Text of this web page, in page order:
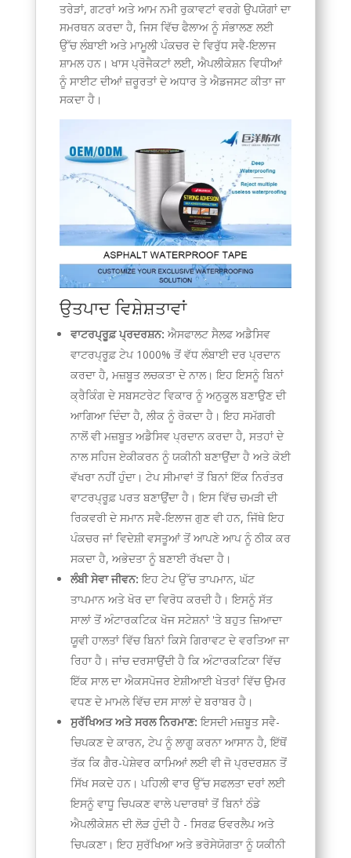
ਤਰੇੜਾਂ, ਗਟਰਾਂ ਅਤੇ ਆਮ ਨਮੀ ਰੁਕਾਵਟਾਂ ਵਰਗੇ ਉਪਯੋਗਾਂ ਦਾ
ਸਮਰਥਨ ਕਰਦਾ ਹੈ, ਜਿਸ ਵਿੱਚ ਫੈਲਾਅ ਨੂੰ ਸੰਭਾਲਣ ਲਈ
ਉੱਚ ਲੰਬਾਈ ਅਤੇ ਮਾਮੂਲੀ ਪੰਕਚਰ ਦੇ ਵਿਰੁੱਧ ਸਵੈ-ਇਲਾਜ
ਸ਼ਾਮਲ ਹਨ। ਖਾਸ ਪ੍ਰੋਜੈਕਟਾਂ ਲਈ, ਐਪਲੀਕੇਸ਼ਨ ਵਿਧੀਆਂ
ਨੂੰ ਸਾਈਟ ਦੀਆਂ ਜ਼ਰੂਰਤਾਂ ਦੇ ਅਧਾਰ ਤੇ ਐਡਜਸਟ ਕੀਤਾ ਜਾ
ਸਕਦਾ ਹੈ।
ਉਤਪਾਦ ਵਿਸ਼ੇਸ਼ਤਾਵਾਂ
ਵਾਟਰਪ੍ਰੂਫ਼ ਪ੍ਰਦਰਸ਼ਨ: ਐਸਫਾਲਟ ਸੈਲਫ ਅਡੈਸਿਵ
ਵਾਟਰਪ੍ਰੂਫ਼ ਟੇਪ 1000% ਤੋਂ ਵੱਧ ਲੰਬਾਈ ਦਰ ਪ੍ਰਦਾਨ
ਕਰਦਾ ਹੈ, ਮਜ਼ਬੂਤ ​​ਲਚਕਤਾ ਦੇ ਨਾਲ। ਇਹ ਇਸਨੂੰ ਬਿਨਾਂ
ਕ੍ਰੈਕਿੰਗ ਦੇ ਸਬਸਟਰੇਟ ਵਿਕਾਰ ਨੂੰ ਅਨੁਕੂਲ ਬਣਾਉਣ ਦੀ
ਆਗਿਆ ਦਿੰਦਾ ਹੈ, ਲੀਕ ਨੂੰ ਰੋਕਦਾ ਹੈ। ਇਹ ਸਮੱਗਰੀ
ਨਾਲੋਂ ਵੀ ਮਜ਼ਬੂਤ ​​ਅਡੈਸਿਵ ਪ੍ਰਦਾਨ ਕਰਦਾ ਹੈ, ਸਤਹਾਂ ਦੇ
ਨਾਲ ਸਹਿਜ ਏਕੀਕਰਨ ਨੂੰ ਯਕੀਨੀ ਬਣਾਉਂਦਾ ਹੈ ਅਤੇ ਕੋਈ
ਵੱਖਰਾ ਨਹੀਂ ਹੁੰਦਾ। ਟੇਪ ਸੀਮਾਵਾਂ ਤੋਂ ਬਿਨਾਂ ਇੱਕ ਨਿਰੰਤਰ
ਵਾਟਰਪ੍ਰੂਫ਼ ਪਰਤ ਬਣਾਉਂਦਾ ਹੈ। ਇਸ ਵਿੱਚ ਚਮੜੀ ਦੀ
ਰਿਕਵਰੀ ਦੇ ਸਮਾਨ ਸਵੈ-ਇਲਾਜ ਗੁਣ ਵੀ ਹਨ, ਜਿੱਥੇ ਇਹ
ਪੰਕਚਰ ਜਾਂ ਵਿਦੇਸ਼ੀ ਵਸਤੂਆਂ ਤੋਂ ਆਪਣੇ ਆਪ ਨੂੰ ਠੀਕ ਕਰ
ਸਕਦਾ ਹੈ, ਅਭੇਦਤਾ ਨੂੰ ਬਣਾਈ ਰੱਖਦਾ ਹੈ।
ਲੰਬੀ ਸੇਵਾ ਜੀਵਨ: ਇਹ ਟੇਪ ਉੱਚ ਤਾਪਮਾਨ, ਘੱਟ
ਤਾਪਮਾਨ ਅਤੇ ਖੋਰ ਦਾ ਵਿਰੋਧ ਕਰਦੀ ਹੈ। ਇਸਨੂੰ ਸੱਤ
ਸਾਲਾਂ ਤੋਂ ਅੰਟਾਰਕਟਿਕ ਖੋਜ ਸਟੇਸ਼ਨਾਂ 'ਤੇ ਬਹੁਤ ਜ਼ਿਆਦਾ
ਯੂਵੀ ਹਾਲਤਾਂ ਵਿੱਚ ਬਿਨਾਂ ਕਿਸੇ ਗਿਰਾਵਟ ਦੇ ਵਰਤਿਆ ਜਾ
ਰਿਹਾ ਹੈ। ਜਾਂਚ ਦਰਸਾਉਂਦੀ ਹੈ ਕਿ ਅੰਟਾਰਕਟਿਕਾ ਵਿੱਚ
ਇੱਕ ਸਾਲ ਦਾ ਐਕਸਪੋਜਰ ਏਸ਼ੀਆਈ ਖੇਤਰਾਂ ਵਿੱਚ ਉਮਰ
ਵਧਣ ਦੇ ਮਾਮਲੇ ਵਿੱਚ ਦਸ ਸਾਲਾਂ ਦੇ ਬਰਾਬਰ ਹੈ।
ਸੁਰੱਖਿਅਤ ਅਤੇ ਸਰਲ ਨਿਰਮਾਣ: ਇਸਦੀ ਮਜ਼ਬੂਤ ​​ਸਵੈ-
ਚਿਪਕਣ ਦੇ ਕਾਰਨ, ਟੇਪ ਨੂੰ ਲਾਗੂ ਕਰਨਾ ਆਸਾਨ ਹੈ, ਇੱਥੋਂ
ਤੱਕ ਕਿ ਗੈਰ-ਪੇਸ਼ੇਵਰ ਕਾਮਿਆਂ ਲਈ ਵੀ ਜੋ ਪ੍ਰਦਰਸ਼ਨ ਤੋਂ
ਸਿੱਖ ਸਕਦੇ ਹਨ। ਪਹਿਲੀ ਵਾਰ ਉੱਚ ਸਫਲਤਾ ਦਰਾਂ ਲਈ
ਇਸਨੂੰ ਵਾਧੂ ਚਿਪਕਣ ਵਾਲੇ ਪਦਾਰਥਾਂ ਤੋਂ ਬਿਨਾਂ ਠੰਡੇ
ਐਪਲੀਕੇਸ਼ਨ ਦੀ ਲੋੜ ਹੁੰਦੀ ਹੈ - ਸਿਰਫ਼ ਓਵਰਲੈਪ ਅਤੇ
ਚਿਪਕਣਾ। ਇਹ ਸੁਰੱਖਿਆ ਅਤੇ ਭਰੋਸੇਯੋਗਤਾ ਨੂੰ ਯਕੀਨੀ